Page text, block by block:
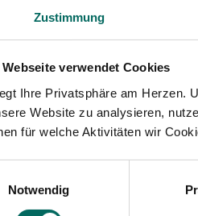
Zustimmung
Webseite verwendet Cookies
Ihre Privatsphäre am Herzen.
Website zu analysieren,
für welche Aktivitäten wir
Notwendig
weiteren Kollegen/
Die
Förderung
sowie mit drei